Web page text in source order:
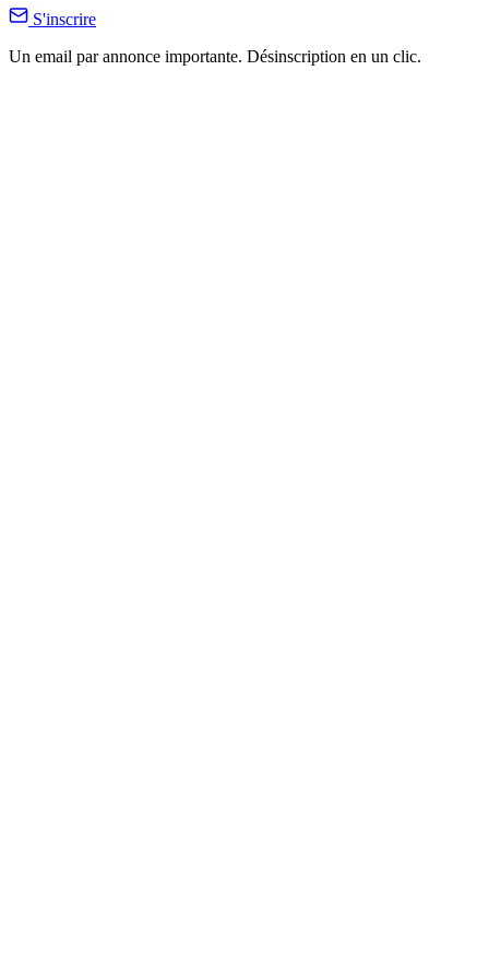
S'inscrire
Un email par annonce importante. Désinscription en un clic.